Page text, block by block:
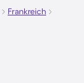
Frankreich